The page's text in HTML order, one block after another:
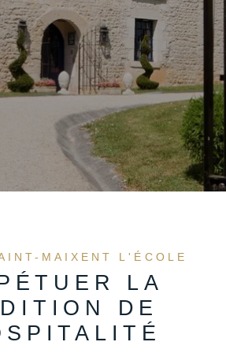
MAIXENT L'ÉCOLE
LA
DE